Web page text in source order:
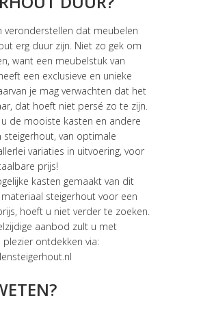
veronderstellen dat meubelen
erg duur zijn. Niet zo gek om
want een meubelstuk van
een exclusieve en unieke
je mag verwachten dat het
dat hoeft niet persé zo te zijn.
de mooiste kasten en andere
steigerhout, van optimale
variaties in uitvoering, voor
prijs!
kasten gemaakt van dit
steigerhout voor een
hoeft u niet verder te zoeken.
aanbod zult u met
plezier ontdekken via: